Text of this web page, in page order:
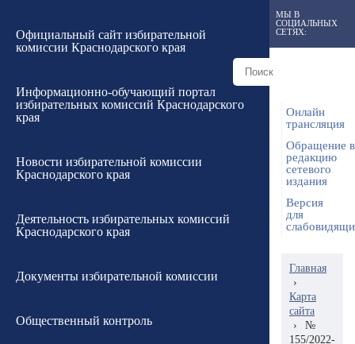
Официальный сайт избирательной
комиссии Краснодарского края
Информационно-обучающий портал
избирательных комиссий Краснодарского
края
Новости избирательной комиссии
Краснодарского края
Деятельность избирательных комиссий
Краснодарского края
Документы избирательной комиссии
Общественный контроль
МЫ В
СОЦИАЛЬНЫХ
СЕТЯХ:
Онлайн
трансляция
Обращение в
редакцию
сетевого
издания
Версия
для
Главная
›
Карта
сайта
›
№
155/2022-